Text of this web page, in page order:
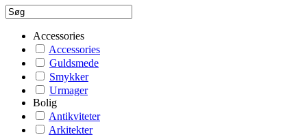
Accessories
Accessories
Guldsmede
Smykker
Urmager
Bolig
Antikviteter
Arkitekter